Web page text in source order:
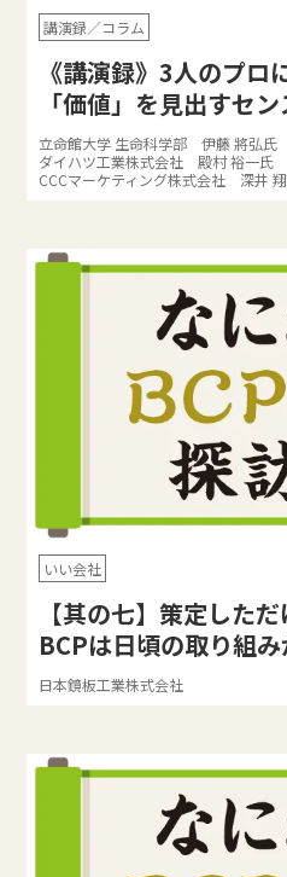
講演録／コラム
《講演録》3人のプロ
「価値」を見出すセ
立命館大学 生命科学部 伊藤 將弘氏
ダイハツ工業株式会社 殿村 裕一氏
CCCマーケティング株式会社 深井
いい会社
【其の七】策定した
BCPは日頃の取り組
日本鏡板工業株式会社